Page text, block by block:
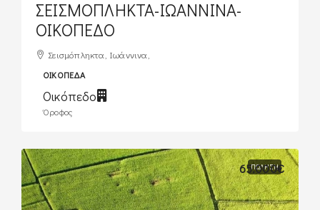
ΣΕΙΣΜΟΠΛΗΚΤΑ-ΙΩΑΝΝΙΝΑ-
ΟΙΚΟΠΕΔΟ
Σεισμόπληκτα, Ιωάννινα,
ΟΙΚΌΠΕΔΑ
Οικόπεδο
Όροφος
ΠΏΛΗΣΗ
65.000€